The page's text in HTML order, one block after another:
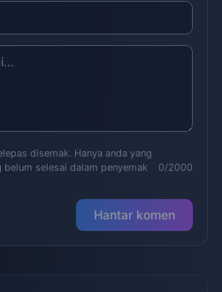
disemak. Hanya anda yang
selesai dalam penyemak
0/2000
Hantar komen